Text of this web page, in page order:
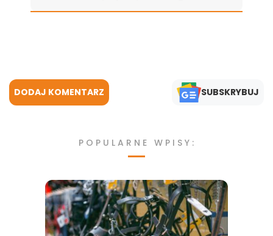
DODAJ KOMENTARZ SUBSKRYBUJ
POPULARNE WPISY: